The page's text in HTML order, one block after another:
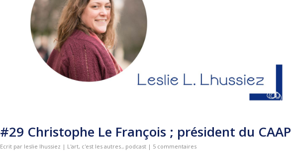
#29 Christophe Le François ; président du CAAP
Ecrit par leslie lhussiez | L'art, c'est les autres., podcast | 5 commentaires